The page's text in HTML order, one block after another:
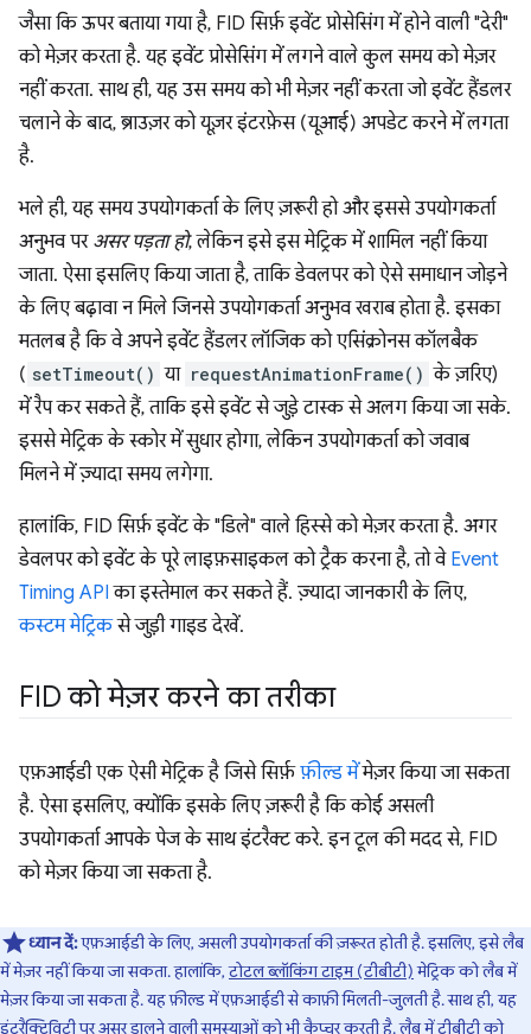
जैसा कि ऊपर बताया गया है, FID सिर्फ़ इवेंट प्रोसेसिंग में होने वाली "देरी"
को मेज़र करता है. यह इवेंट प्रोसेसिंग में लगने वाले कुल समय को मेज़र
नहीं करता. साथ ही, यह उस समय को भी मेज़र नहीं करता जो इवेंट हैंडलर
चलाने के बाद, ब्राउज़र को यूज़र इंटरफ़ेस (यूआई) अपडेट करने में लगता
है.
भले ही, यह समय उपयोगकर्ता के लिए ज़रूरी हो और इससे उपयोगकर्ता
अनुभव पर असर पड़ता हो, लेकिन इसे इस मेट्रिक में शामिल नहीं किया
जाता. ऐसा इसलिए किया जाता है, ताकि डेवलपर को ऐसे समाधान जोड़ने
के लिए बढ़ावा न मिले जिनसे उपयोगकर्ता अनुभव खराब होता है. इसका
मतलब है कि वे अपने इवेंट हैंडलर लॉजिक को एसिंक्रोनस कॉलबैक
( setTimeout() या requestAnimationFrame() के ज़रिए)
में रैप कर सकते हैं, ताकि इसे इवेंट से जुड़े टास्क से अलग किया जा सके.
इससे मेट्रिक के स्कोर में सुधार होगा, लेकिन उपयोगकर्ता को जवाब
मिलने में ज़्यादा समय लगेगा.
हालांकि, FID सिर्फ़ इवेंट के "डिले" वाले हिस्से को मेज़र करता है. अगर
डेवलपर को इवेंट के पूरे लाइफ़साइकल को ट्रैक करना है, तो वे Event
Timing API का इस्तेमाल कर सकते हैं. ज़्यादा जानकारी के लिए,
कस्टम मेट्रिकसे जुड़ी गाइड देखें.
FID को मेज़र करने का तरीका
एफ़आईडी एक ऐसी मेट्रिक है जिसे सिर्फ़फ़ील्ड मेंमेज़र किया जा सकता
है. ऐसा इसलिए, क्योंकि इसके लिए ज़रूरी है कि कोई असली
उपयोगकर्ता आपके पेज के साथ इंटरैक्ट करे. इन टूल की मदद से, FID
को मेज़र किया जा सकता है.
ध्यान दें:एफ़आईडी के लिए, असली उपयोगकर्ता की ज़रूरत होती है. इसलिए, इसे लैब
में मेज़र नहीं किया जा सकता. हालांकि,टोटल ब्लॉकिंग टाइम (टीबीटी)मेट्रिक को लैब में
मेज़र किया जा सकता है. यह फ़ील्ड में एफ़आईडी से काफ़ी मिलती-जुलती है. साथ ही, यह
इंटरैक्टिविटी पर असर डालने वाली समस्याओं को भी कैप्चर करती है. लैब में टीबीटी को